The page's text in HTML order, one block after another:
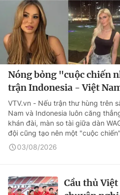
Nóng bỏng "cuộc chiến
trận Indonesia - Việt
VTV.vn - Nếu trận thư hùng trên
Nam và Indonesia luôn căng
khán đài, màn so tài giữa dàn
đội cũng tạo nên một "cuộc
03/08/2026
Cầu thủ